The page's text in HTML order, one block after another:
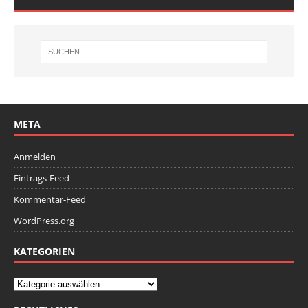
META
Anmelden
Eintrags-Feed
Kommentar-Feed
WordPress.org
KATEGORIEN